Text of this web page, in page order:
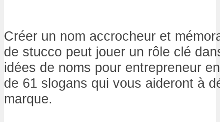
Créer un nom accrocheur et
de stucco peut jouer un rôle clé
idées de noms pour entrepreneur
de 61 slogans qui vous aideront à
marque.